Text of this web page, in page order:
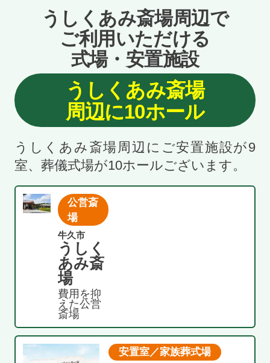
うしくあみ斎場周辺で
ご利用いただける
式場・安置施設
うしくあみ斎場
周辺に10ホール
うしくあみ斎場周辺にご安置施設が9
室、葬儀式場が10ホールございます。
公営斎
場
牛久市
うしく
あみ斎
場
費用を抑
えた公営
斎場
安置室／家族葬式場